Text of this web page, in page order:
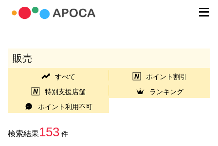
販売
すべて
ポイント割引
特別支援店舗
ランキング
ポイント利用不可
検索結果153 件